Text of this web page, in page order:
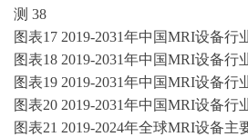
测 38
图表17 2019-2031年中国MRI设备行
图表18 2019-2031年中国MRI设备行
图表19 2019-2031年中国MRI设备行
图表20 2019-2031年中国MRI设备行
图表21 2019-2024年全球MRI设备主